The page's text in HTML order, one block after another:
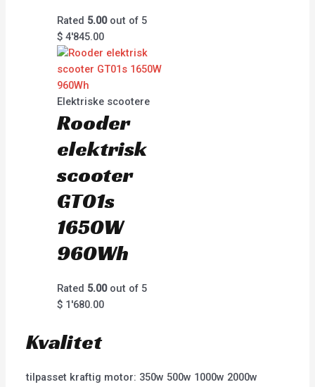
Rated 5.00out of 5
$4'845.00
Elektriske scootere
Rooder
elektrisk
scooter
GT01s
1650W
960Wh
Rated 5.00out of 5
$1'680.00
Kvalitet
tilpasset kraftig motor: 350w 500w 1000w 2000w